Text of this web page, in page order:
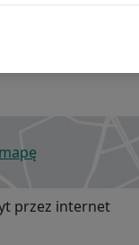
się w nowej
przez internet